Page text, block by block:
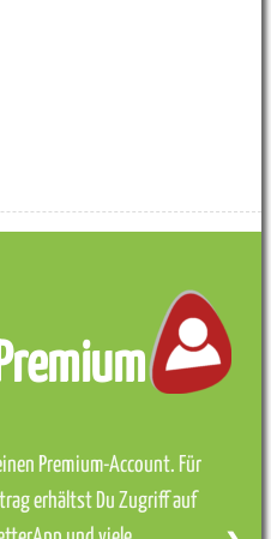
Premium-Account. Für
erhältst Du Zugriff auf